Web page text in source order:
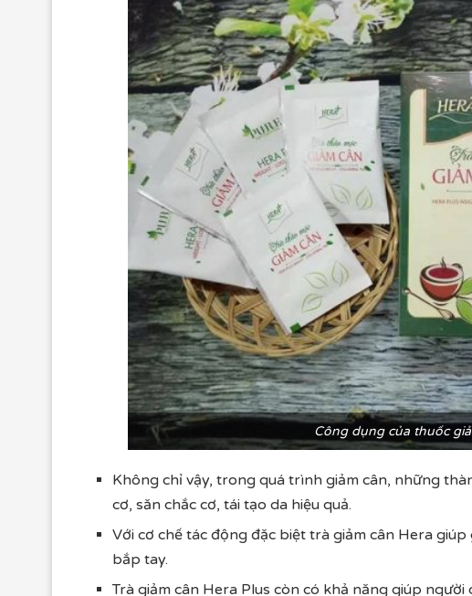
Công dụng của thuốc
Không chỉ vậy, trong quá trình giảm cân, những
cơ, săn chắc cơ, tái tạo da hiệu quả.
Với cơ chế tác động đặc biệt trà giảm cân Hera
bắp tay.
Trà giảm cân Hera Plus còn có khả năng giúp